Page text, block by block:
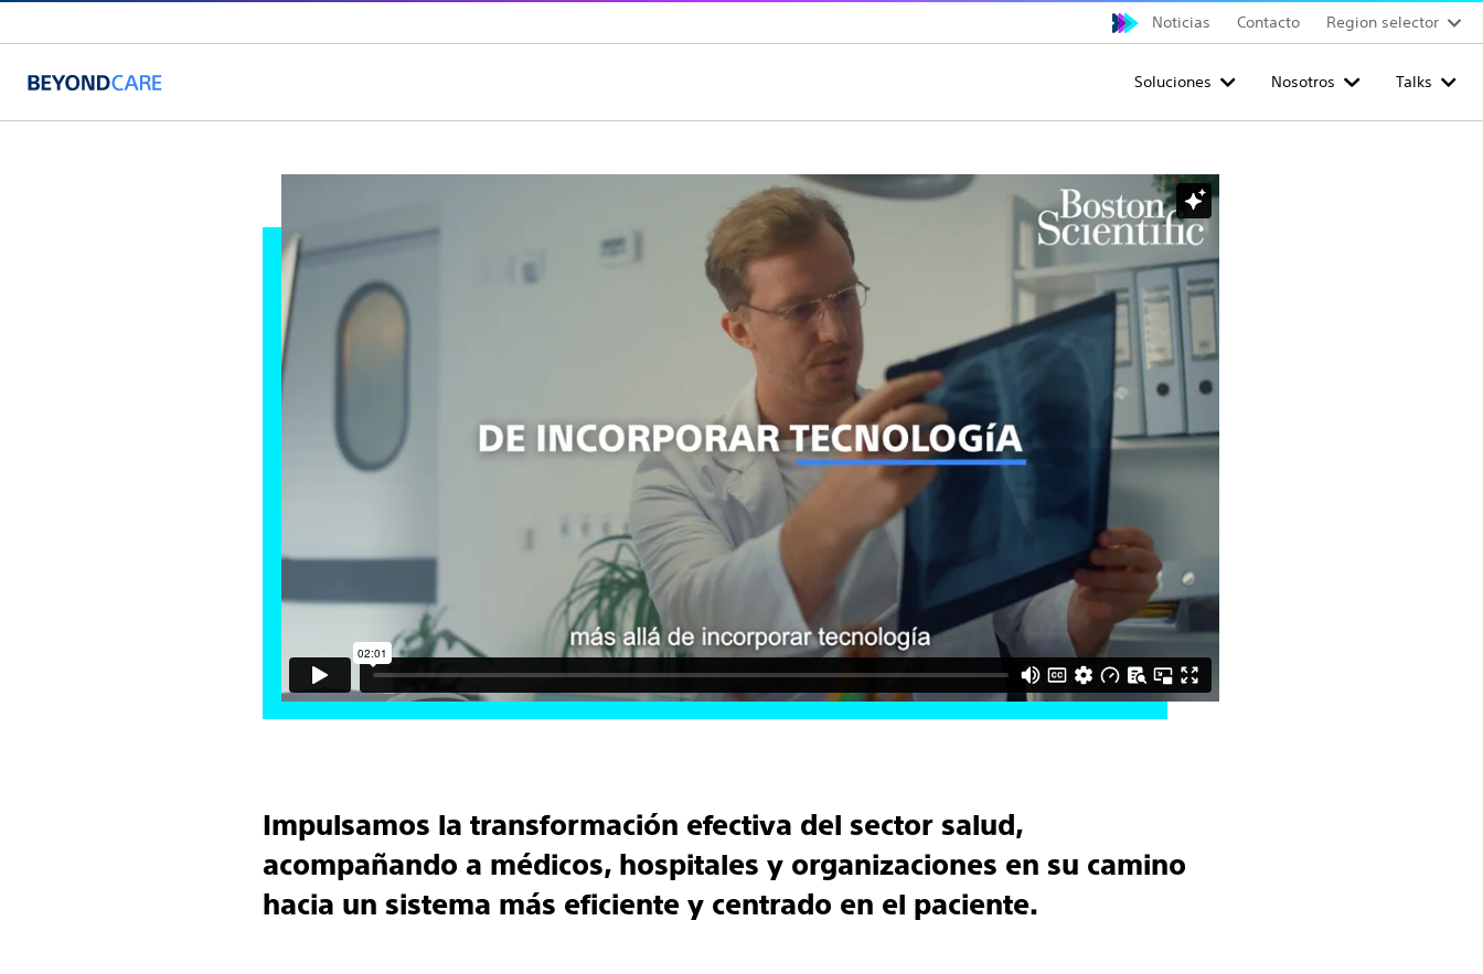
Noticias Contacto Region selector
Soluciones Nosotros Talks
Impulsamos la transformación efectiva del sector salud,
acompañando a médicos, hospitales y organizaciones en su camino
hacia un sistema más eficiente y centrado en el paciente.